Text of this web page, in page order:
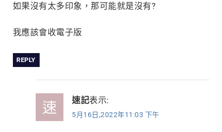
如果沒有太多印象，那可能就是沒有?
我應該會收電子版
REPLY
速記表示:
5月16日,2022年11:03 下午